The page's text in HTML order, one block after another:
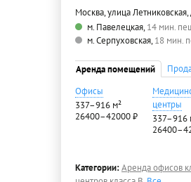
Москва, улица Летниковская,
м. Павелецкая,14 мин.
м. Серпуховская,18 мин.
Аренда помещений
Офисы
337–916 м²
26400–42000 ₽
центры
337–916
Категории:Аренда офисов